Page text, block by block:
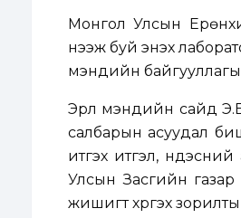
Монгол Улсын
нээж буй энэхүү
мэндийн
Эрүүл мэндийн сайд
салбарын асуудал
итгэх итгэл,
Улсын Засгийн
жишигт хүргэх